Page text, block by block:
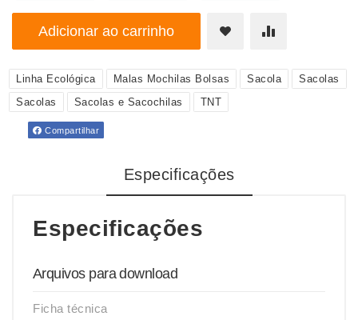
Adicionar ao carrinho
Linha Ecológica Malas Mochilas Bolsas Sacola
Sacolas
Sacolas
Sacolas e Sacochilas TNT
Compartilhar
Especificações
Especificações
Arquivos para download
Ficha técnica